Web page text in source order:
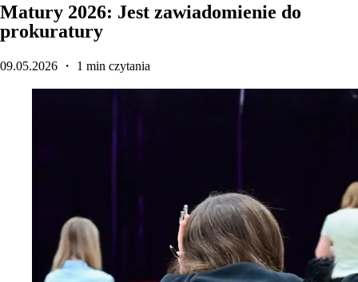
Matury 2026: Jest zawiadomienie do
prokuratury
09.05.2026 ・ 1 min czytania